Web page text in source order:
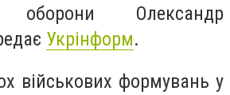
оборони Олександр
Укрінформ.
військових формувань у